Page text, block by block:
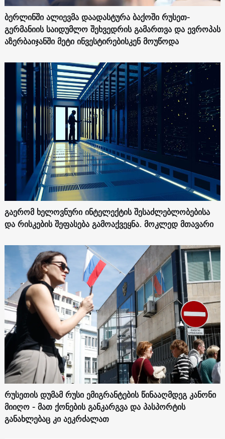
ბერლინში ალიევმა დაადასტურა ბაქოში რუსეთ-
გერმანიის საიდუმლო შეხვედრის გამართვა და ევროპას
აზერბაიჯანში მეტი ინვესტირებისკენ მოუწოდა
გაერომ ხელოვნური ინტელექტის შესაძლებლობებისა
და რისკების შეფასება გამოაქვეყნა. მოკლედ მთავარი
რუსეთის დუმამ რუსი ემიგრანტების წინააღმდეგ კანონი
მიიღო - მათ ქონების განკარგვა და პასპორტის
განახლებაც კი აეკრძალათ